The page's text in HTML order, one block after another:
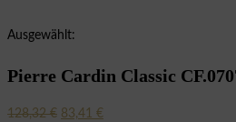
Ausgewählt:
Pierre Cardin Classic
128,32€ Ursprünglicher
83,41 €Aktueller